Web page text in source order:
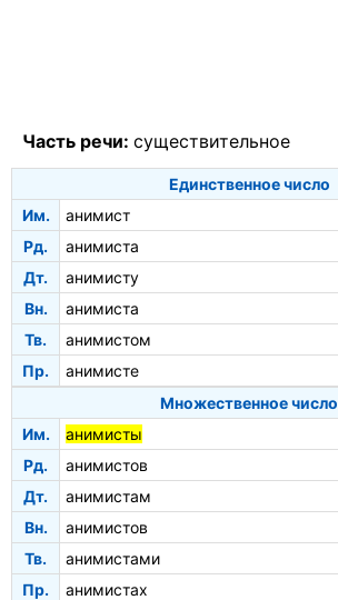
Часть речи: существительное
Единственное число
Им.
анимист
Рд.
анимиста
Дт.
анимисту
Вн.
анимиста
Тв.
анимистом
Пр.
анимисте
Множественное число
Им.
анимисты
Рд.
анимистов
Дт.
анимистам
Вн.
анимистов
Тв.
анимистами
Пр.
анимистах